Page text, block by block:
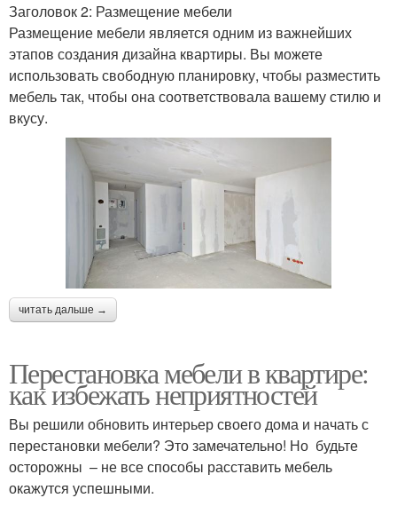
Заголовок 2: Размещение мебели
Размещение мебели является одним из важнейших
этапов создания дизайна квартиры. Вы можете
использовать свободную планировку, чтобы разместить
мебель так, чтобы она соответствовала вашему стилю и
вкусу.
читать дальше →
Перестановка мебели в квартире:
как избежать неприятностей
Вы решили обновить интерьер своего дома и начать с
перестановки мебели? Это замечательно! Но будьте
осторожны – не все способы расставить мебель
окажутся успешными.